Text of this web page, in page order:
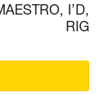
I’D,
RIG